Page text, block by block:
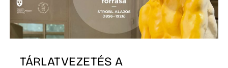
TÁRLATVEZETÉS A